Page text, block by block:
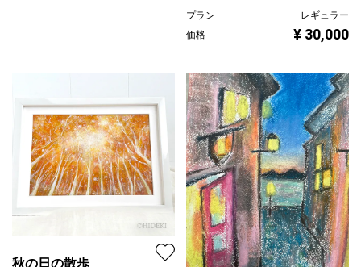
プラン
レギュラー
価格
¥ 30,000
秋の日の散歩